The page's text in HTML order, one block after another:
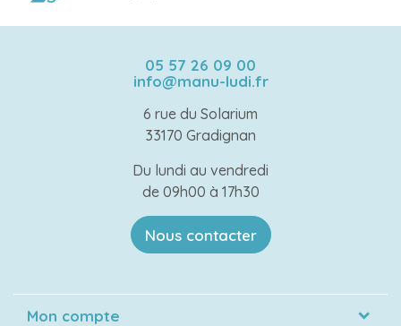
05 57 26 09 00
info@manu-ludi.fr
6 rue du Solarium
33170 Gradignan
Du lundi au vendredi
de 09h00 à 17h30
Nous contacter
Mon compte